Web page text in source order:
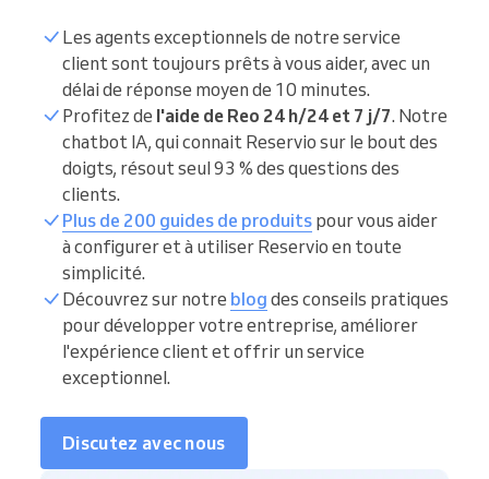
Les agents exceptionnels de notre service
client sont toujours prêts à vous aider, avec un
délai de réponse moyen de 10 minutes.
Profitez de l'aide de Reo 24 h/24 et 7 j/7. Notre
chatbot IA, qui connait Reservio sur le bout des
doigts, résout seul 93 % des questions des
clients.
Plus de 200 guides de produits pour vous aider
à configurer et à utiliser Reservio en toute
simplicité.
Découvrez sur notre blog des conseils pratiques
pour développer votre entreprise, améliorer
l'expérience client et offrir un service
exceptionnel.
Discutez avec nous